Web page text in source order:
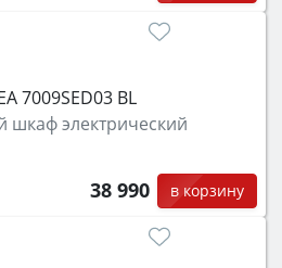
7009SED03 BL
шкаф электрический
38 990 в корзину